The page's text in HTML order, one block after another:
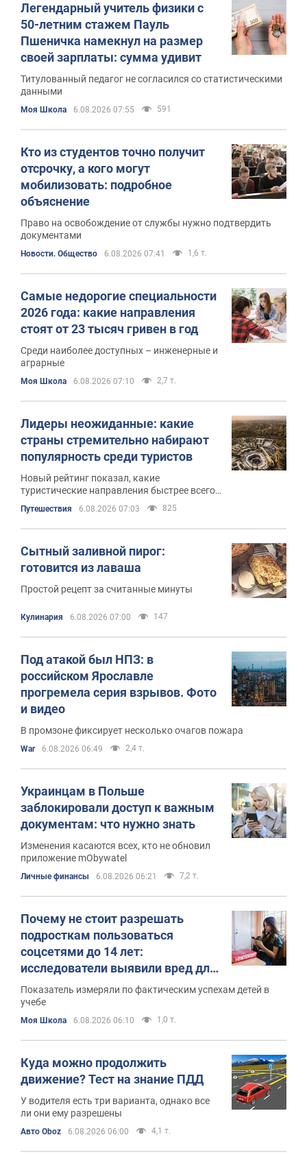
Легендарный учитель физики с
50-летним стажем Пауль
Пшеничка намекнул на размер
своей зарплаты: сумма удивит
Титулованный педагог не согласился со статистическими
данными
Моя Школа 6.08.2026 07:55 591
Кто из студентов точно получит
отсрочку, а кого могут
мобилизовать: подробное
объяснение
Право на освобождение от службы нужно подтвердить
документами
Новости. Общество 6.08.2026 07:41 1,6 т.
Самые недорогие специальности
2026 года: какие направления
стоят от 23 тысяч гривен в год
Среди наиболее доступных – инженерные и
аграрные
Моя Школа 6.08.2026 07:10 2,7 т.
Лидеры неожиданные: какие
страны стремительно набирают
популярность среди туристов
Новый рейтинг показал, какие
туристические направления быстрее всего
увеличили количество иностранных
посетителей
Путешествия 6.08.2026 07:03 825
Сытный заливной пирог:
готовится из лаваша
Простой рецепт за считанные минуты
Кулинария 6.08.2026 07:00 147
Под атакой был НПЗ: в
российском Ярославле
прогремела серия взрывов. Фото
и видео
В промзоне фиксирует несколько очагов пожара
War 6.08.2026 06:49 2,4 т.
Украинцам в Польше
заблокировали доступ к важным
документам: что нужно знать
Изменения касаются всех, кто не обновил
приложение mObywatel
Личные финансы 6.08.2026 06:21 7,2 т.
Почему не стоит разрешать
подросткам пользоваться
соцсетями до 14 лет:
исследователи выявили вред для
учебы
Показатель измеряли по фактическим успехам детей в
учебе
Моя Школа 6.08.2026 06:10 1,0 т.
Куда можно продолжить
движение? Тест на знание ПДД
У водителя есть три варианта, однако все
ли они ему разрешены
Авто Oboz 6.08.2026 06:00 4,1 т.